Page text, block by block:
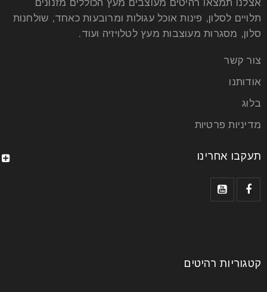
29 יול
האנגלים טוענים שהבית שלנו הוא המבצר שלנו, ואכן אנחנו
חולמים ועמלים שנים רבות, אנחנו מתכננים, בודקים
קרא עוד
אצלנו תמצאו רהיטים מעוצבים מעץ הכוללים מזנונים
תלויים לסלון, פינות אוכל עגולות ומרובעות כאחד, שולחנות
סלון, מסגרות מעוצבות מעץ לטלויזיה ועוד.
צור קשר
אודותנו
בלוג
מדיניות פרטיות
תעקבו אחרינו
קטגוריות רהיטים